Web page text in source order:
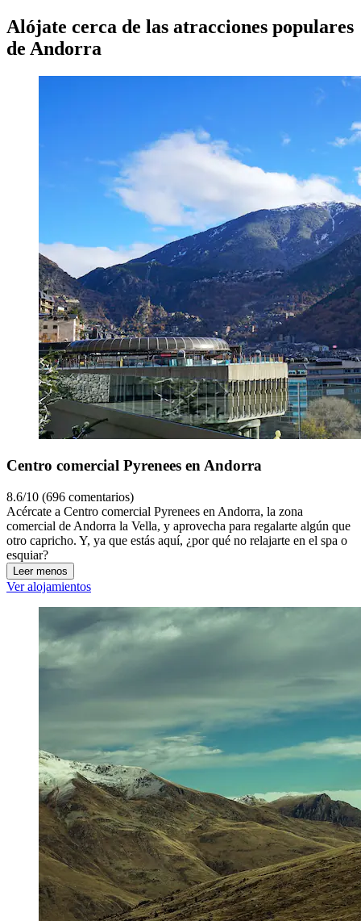
Alójate cerca de las atracciones populares
de Andorra
Centro comercial Pyrenees en Andorra
8.6/10 (696 comentarios)
Acércate a Centro comercial Pyrenees en Andorra, la zona
comercial de Andorra la Vella, y aprovecha para regalarte algún que
otro capricho. Y, ya que estás aquí, ¿por qué no relajarte en el spa o
esquiar?
Leer menos
Ver alojamientos